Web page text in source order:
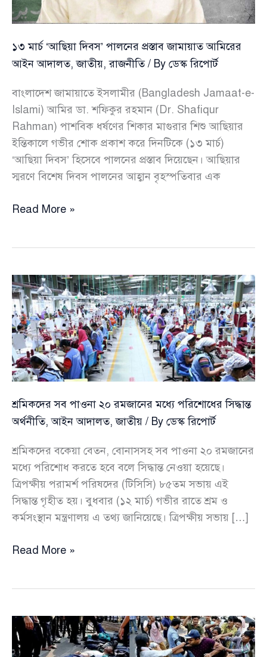
১৩ মার্চ ‘আছিয়া দিবস’ পালনের প্রস্তাব জামায়াত আমিরের
আইন আদালত,জাতীয়,রাজনীতি/ By ডেস্ক রিপোর্ট
বাংলাদেশ জামায়াতে ইসলামীর (Bangladesh Jamaat-e-
Islami) আমির ডা. শফিকুর রহমান (Dr. Shafiqur
Rahman) পাশবিক ধর্ষণের শিকার মাগুরার শিশু আছিয়ার
ইন্তিকালে গভীর শোক প্রকাশ করে দিনটিকে (১৩ মার্চ)
‘আছিয়া দিবস’ হিসেবে পালনের প্রস্তাব দিয়েছেন। আছিয়ার
স্মরণে বিশেষ দিবস পালনের আহ্বান বৃহস্পতিবার এক
১৩
পালনের
প্রস্তাব
জামায়াত
আমিরের
Read More »
শ্রমিকদের সব পাওনা ২০ রমজানের মধ্যে পরিশোধের সিদ্ধান্ত
অর্থনীতি,আইন আদালত,জাতীয় / By ডেস্ক রিপোর্ট
শ্রমিকদের বকেয়া বেতন, বোনাসসহ সব পাওনা ২০ রমজানের
মধ্যে পরিশোধ করতে হবে বলে সিদ্ধান্ত নেওয়া হয়েছে।
ত্রিপক্ষীয় পরামর্শ পরিষদের (টিসিসি) ৮৫তম সভায় এই
সিদ্ধান্ত গৃহীত হয়। বুধবার (১২ মার্চ) গভীর রাতে শ্রম ও
কর্মসংস্থান মন্ত্রণালয় এ তথ্য জানিয়েছে। ত্রিপক্ষীয় সভায় […]
শ্রমিকদের
রমজানের
মধ্যে
পরিশোধের
Read More »